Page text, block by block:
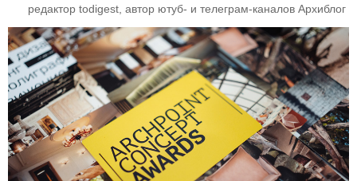
редактор todigest, автор ютуб- и телеграм-каналов Архиблог